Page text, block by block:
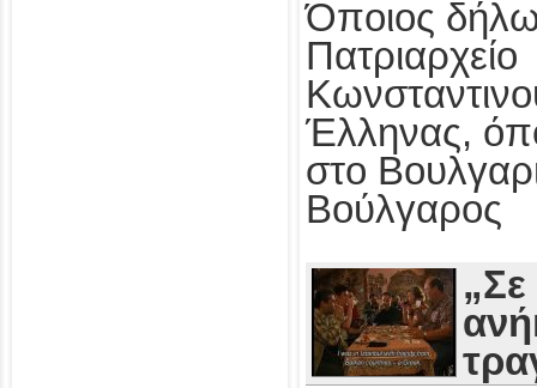
Όποιος
Πατριαρχείο
Έλληνας,
στο
Βούλγαρος